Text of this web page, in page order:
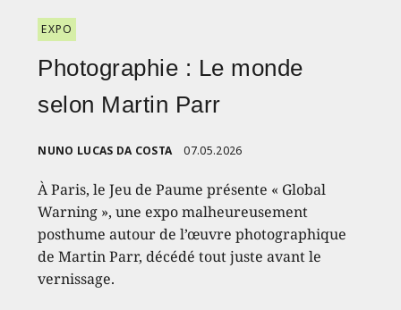
EXPO
Photographie : Le monde
selon Martin Parr
NUNO LUCAS DA COSTA 07.05.2026
À Paris, le Jeu de Paume présente « Global
Warning », une expo malheureusement
posthume autour de l’œuvre photographique
de Martin Parr, décédé tout juste avant le
vernissage.